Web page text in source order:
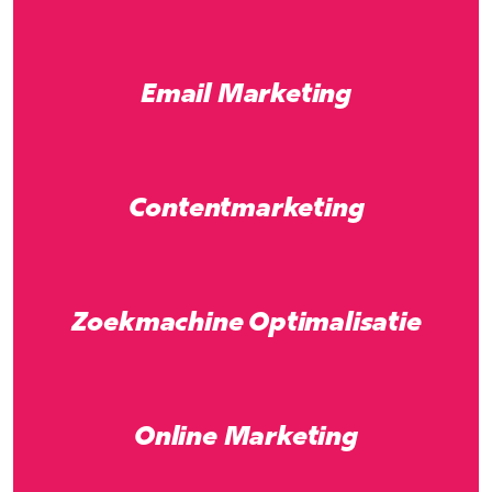
Email Marketing
Contentmarketing
Zoekmachine Optimalisatie
Online Marketing